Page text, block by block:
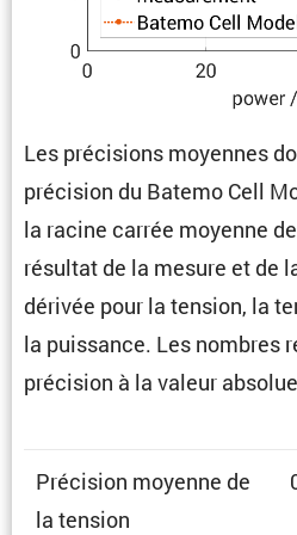
Les préci­sions moyennes
préci­sion du Batemo Cell
la racine carrée moyenne
résultat de la mesure et de
dérivée pour la tension, la
la puissance. Les nombres
préci­sion à la valeur
Préci­sion moyenne de
la tension